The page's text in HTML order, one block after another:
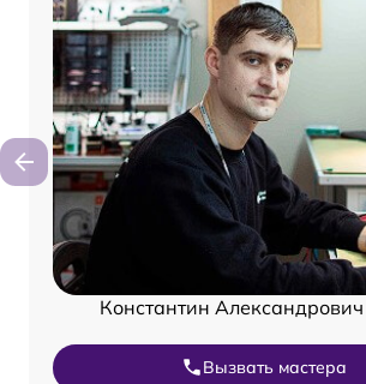
Константин
Вызвать мастера